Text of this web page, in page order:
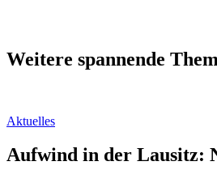
Weitere spannende
Aktuelles
Aufwind in der Lausitz: